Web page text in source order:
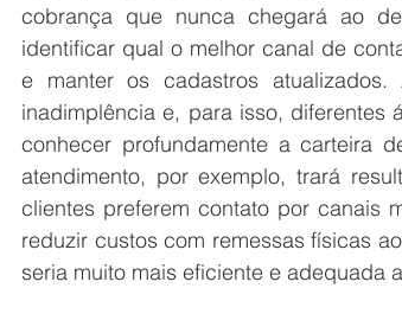
cobrança que nunca chegará ao
identificar qual o melhor canal de
e manter os cadastros
inadimplência e, para isso, diferentes
conhecer profundamente a carteira
atendimento, por exemplo, trará
clientes preferem contato por canais
reduzir custos com remessas físicas
seria muito mais eficiente e adequada